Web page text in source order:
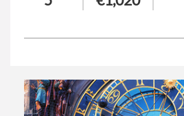
cucina tradizionale e scenari